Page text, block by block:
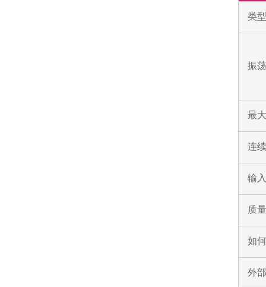
类型
振
最
连
输
质
如
外